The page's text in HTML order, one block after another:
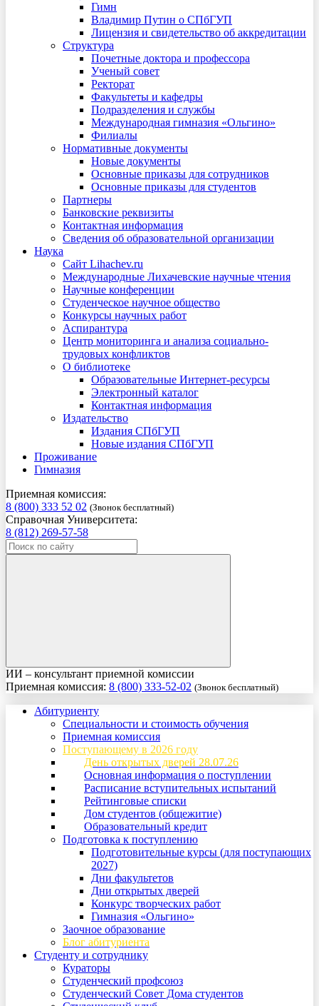
Гимн
Владимир Путин о СПбГУП
Лицензия и свидетельство об аккредитации
Структура
Почетные доктора и профессора
Ученый совет
Ректорат
Факультеты и кафедры
Подразделения и службы
Международная гимназия «Ольгино»
Филиалы
Нормативные документы
Новые документы
Основные приказы для сотрудников
Основные приказы для студентов
Партнеры
Банковские реквизиты
Контактная информация
Сведения об образовательной организации
Наука
Сайт Lihachev.ru
Международные Лихачевские научные чтения
Научные конференции
Студенческое научное общество
Конкурсы научных работ
Аспирантура
Центр мониторинга и анализа социально-
трудовых конфликтов
О библиотеке
Образовательные Интернет-ресурсы
Электронный каталог
Контактная информация
Издательство
Издания СПбГУП
Новые издания СПбГУП
Проживание
Гимназия
Приемная комиссия:
8 (800) 333 52 02 (Звонок бесплатный)
Справочная Университета:
8 (812) 269-57-58
ИИ – консультант приемной комиссии
Приемная комиссия: 8 (800) 333-52-02 (Звонок бесплатный)
Абитуриенту
Специальности и стоимость обучения
Приемная комиссия
Поступающему в 2026 году
День открытых дверей 28.07.26
Основная информация о поступлении
Расписание вступительных испытаний
Рейтинговые списки
Дом студентов (общежитие)
Образовательный кредит
Подготовка к поступлению
Подготовительные курсы (для поступающих
2027)
Дни факультетов
Дни открытых дверей
Конкурс творческих работ
Гимназия «Ольгино»
Заочное образование
Блог абитуриента
Студенту и сотруднику
Кураторы
Студенческий профсоюз
Студенческий Совет Дома студентов